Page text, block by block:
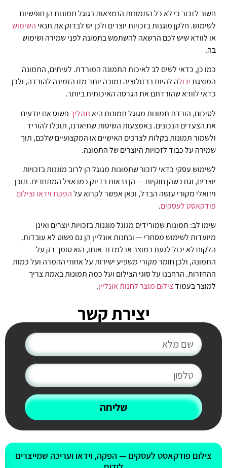
חשוב לזכור כי לא כל התמונות הנמצאות בגוגל תמונות הן חופשיות
לשימוש. חלקן מוגנות בזכויות יוצרים ולכן יש לבדוק את תנאי השימוש
או לוודא שיש לכם הרשאה להשתמש בתמונה לפני שמירה ושימוש
בה.
כמו כן, כדאי לשים לב לאיכות התמונה המורדת. לעיתים, התמונה
המוצגתיכולה להיות ברזולוציה נמוכה יותר מזו הזמינה להורדה, ולכן
כדאי לוודא שהורדתם את הגרסה האיכותית ביותר.
לסיכום, הורדת תמונות מגוגל תמונות היאתהליךפשוט אם יודעים
את הצעדים הנכונים. באמצעות השיטות שתיארנו, תוכלו להוריד
ולשמור תמונות בקלות לצרכים האישיים או המקצועיים שלכם, תוך
שמירה על כבוד לזכויות היוצרים של התמונה.
לשימוש עסקי כדאי לזכור שתמונות מגוגל הן לרוב מוגנות בזכויות
יוצרים, וגם כשהן חוקיות — הן נראות בדיוק כמו אצל המתחרים. תוכן
ויזואלי מקורי עושה הבדל, וכאן אפשר לקרוא עלהפקת וידאו וצילום
פודקאסט לעסקים.
שימו לב: תמונות שמורידים מגוגל מוגנות בזכויות יוצרים ואינן
מיועדות לשימוש מסחרי — ובחנות אונליין הן גם פשוט לא עובדות.
הלקוח לא יכול לגעת במוצר או למדוד אותו, הוא סומך רק על
התמונה, ולכן חומר מקורי משפיע ישירות על אחוזי ההמרה ועל כמות
ההחזרות. הרחבנו על סוגי הצילום ועל כמה תמונות באמת צריך
למוצר בעמודצילום מוצר לחנות אונליין.
יצירת קשר
שליחה
אולי יעניין אותך גם
צילום פודקאסט לעסקים — הפקה, וידאו ועריכה שמייצרים